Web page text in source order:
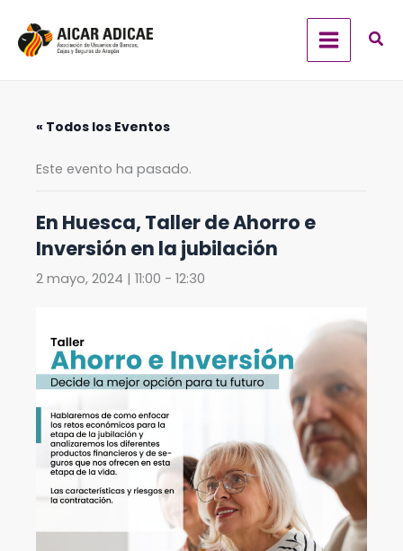
contenido
« Todos los Eventos
Este evento ha pasado.
En Huesca, Taller de Ahorro e
Inversión en la jubilación
2 mayo, 2024 | 11:00 - 12:30